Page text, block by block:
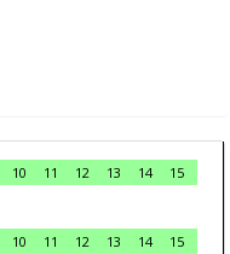
10 11 12 13 14
15
10 11 12 13 14
15